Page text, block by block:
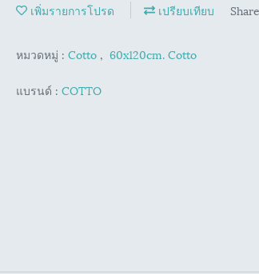
เพิ่มรายการโปรด เปรียบเทียบ Share
หมวดหมู่ : Cotto , 60x120cm. Cotto
แบรนด์ : COTTO